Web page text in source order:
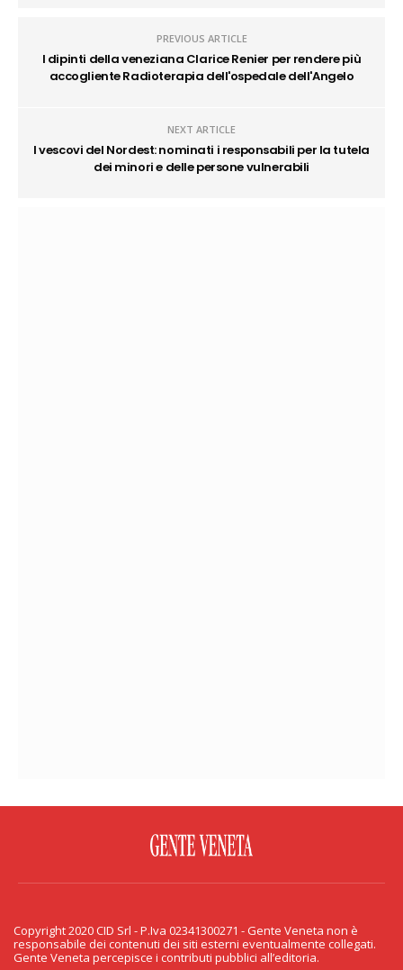
PREVIOUS ARTICLE
I dipinti della veneziana Clarice Renier per rendere più
accogliente Radioterapia dell'ospedale dell'Angelo
NEXT ARTICLE
I vescovi del Nordest: nominati i responsabili per la tutela
dei minori e delle persone vulnerabili
PRIVACY & COOKIE
Copyright 2020 CID Srl - P.Iva 02341300271 - Gente Veneta non è responsabile
Copyright 2020 CID Srl - P.Iva 02341300271 - Gente Veneta non è
responsabile dei contenuti dei siti esterni eventualmente collegati.
Gente Veneta percepisce i contributi pubblici all’editoria.